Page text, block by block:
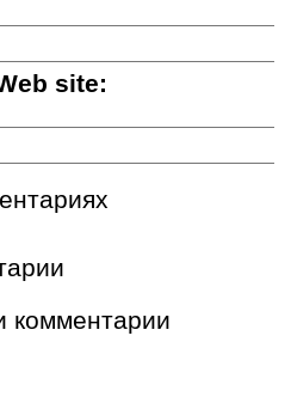
site:
комментарии